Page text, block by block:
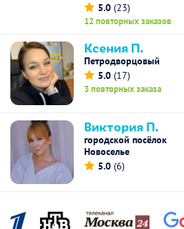
5.0 (23)
12 повторных заказов
Ксения П.
Петродворцовый
5.0 (17)
3 повторных заказа
Виктория П.
городской посёлок
Новоселье
5.0 (6)